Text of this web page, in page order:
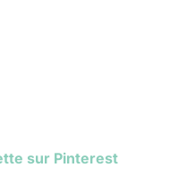
sur Pinterest